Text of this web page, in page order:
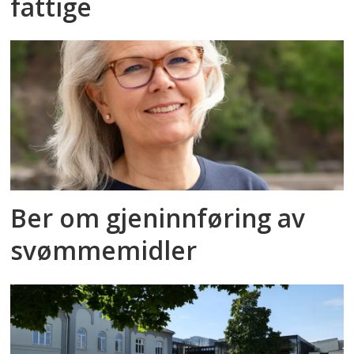
Ber om gjeninnføring av
svømmemidler